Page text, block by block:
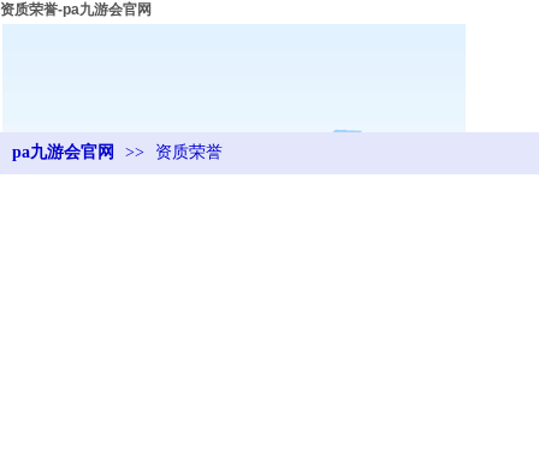
资质荣誉-pa九游会官网
pa九游会官网 >> 资质荣誉